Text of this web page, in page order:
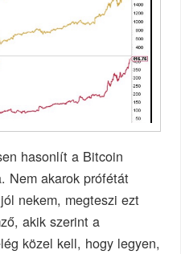
hasonlít a Bitcoin
Nem akarok prófétát
nekem, megteszi ezt
akik szerint a
közel kell, hogy legyen,